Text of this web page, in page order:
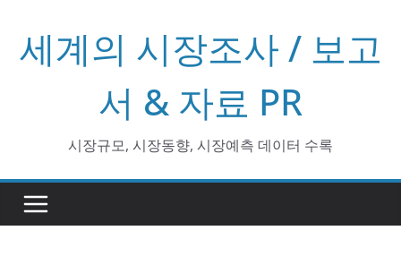
기
세계의 시장조사 / 보고
서 & 자료 PR
시장규모, 시장동향, 시장예측 데이터 수록